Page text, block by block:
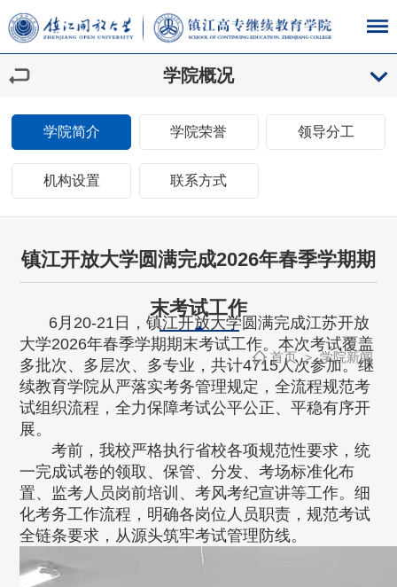
学院概况
学院简介 学院荣誉 领导分工
机构设置 联系方式
镇江开放大学圆满完成2026年春季学期期
末考试工作
首页 > 学院新闻
6月20-21日，镇江开放大学圆满完成江苏开放
大学2026年春季学期期末考试工作。本次考试覆盖
多批次、多层次、多专业，共计4715人次参加。继
续教育学院从严落实考务管理规定，全流程规范考
试组织流程，全力保障考试公平公正、平稳有序开
展。
考前，我校严格执行省校各项规范性要求，统
一完成试卷的领取、保管、分发、考场标准化布
置、监考人员岗前培训、考风考纪宣讲等工作。细
化考务工作流程，明确各岗位人员职责，规范考试
全链条要求，从源头筑牢考试管理防线。